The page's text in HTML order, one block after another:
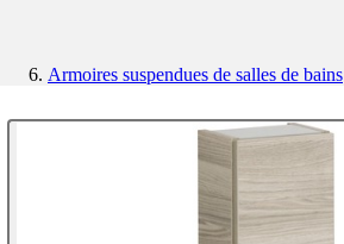
Armoires suspendues de salles de bains